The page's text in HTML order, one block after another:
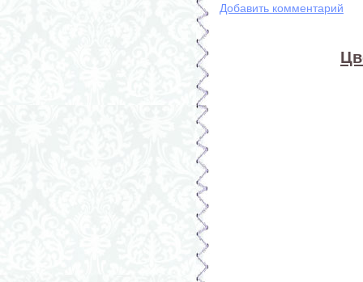
Добавить комментарий